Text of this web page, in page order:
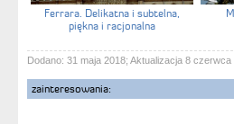
Ferrara. Delikatna i subtelna,
piękna i racjonalna
Dodano: 31 maja 2018; Aktualizacja 8 czerwca
zainteresowania: